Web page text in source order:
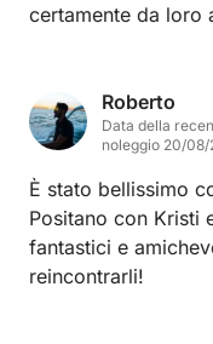
certamente da loro
Roberto
Data della
noleggio 20/08/
È stato bellissimo
Positano con Kristi
fantastici e
reincontrarli!